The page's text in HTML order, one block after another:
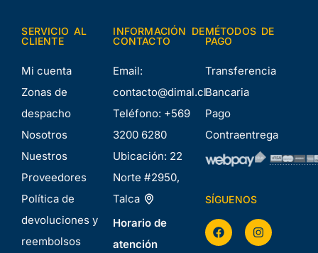
SERVICIO AL
CLIENTE
Mi cuenta
Zonas de
despacho
Nosotros
Nuestros
Proveedores
Política de
devoluciones y
reembolsos
INFORMACIÓN DE
CONTACTO
Email:
contacto@dimal.cl
Teléfono: +569
3200 6280
Ubicación: 22
Norte #2950,
Talca
Horario de
atención
MÉTODOS DE
PAGO
Transferencia
Bancaria
Pago
Contraentrega
SÍGUENOS